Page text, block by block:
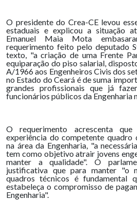
O presidente do Crea-CE levou
estaduais e explicou a situação
Emanuel Maia Mota
requerimento feito pelo deputado
texto, "a criação de uma Frente
equiparação do piso salarial,
A/1966 aos Engenheiros Civis dos
no Estado do Ceará é de suma
grandes profissionais que já
funcionários públicos da Engenharia
O requerimento acrescenta
experiência do competente quadro
na área da Engenharia, "a
tem como objetivo atrair jovens
manter a qualidade". O
justificativa que para manter "o
quadros técnicos é fundamental
estabeleça o compromisso de
Engenharia".